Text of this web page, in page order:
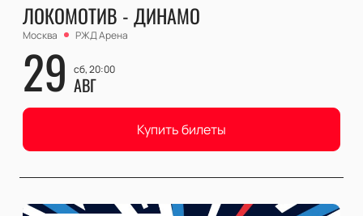
ЛОКОМОТИВ - ДИНАМО
Москва РЖД Арена
29 сб, 20:00
АВГ
Купить билеты